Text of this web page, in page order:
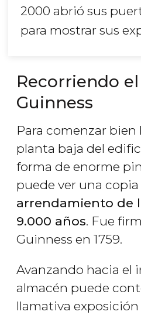
2000 abrió sus
para mostrar sus
Recorriendo
Guinness
Para comenzar bien
planta baja del
forma de enorme
puede ver una copia
arrendamiento de
9.000 años. Fue
Guinness en 1759.
Avanzando hacia el
almacén puede
llamativa